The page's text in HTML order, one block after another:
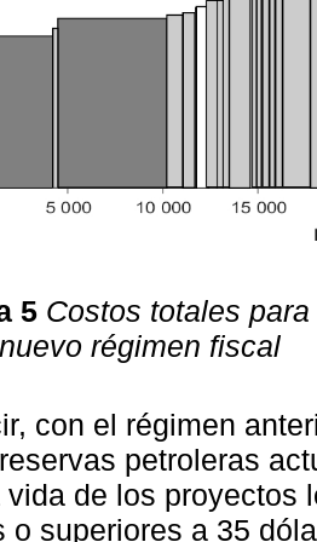
5 Costos totales
régimen fiscal
con el régimen
petroleras
vida de los proyectos
o superiores a 35